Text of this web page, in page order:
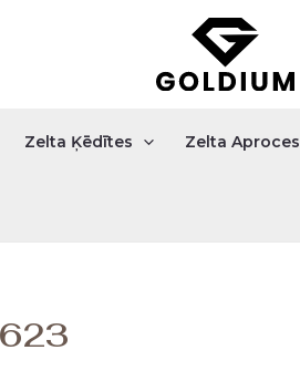
Zelta Ķēdītes Zelta Aproces